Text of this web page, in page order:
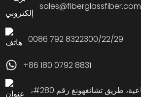
sales@fiberglassfiber.com
0086 792 8322300/22/29
+86 180 0792 8831
حديقة بيهاي الصناعية، طريق تشانغهونغ رقم ​​280#،